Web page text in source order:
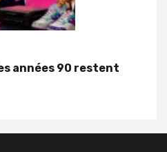
années 90 restent